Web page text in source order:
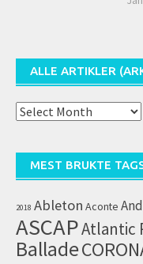
ALLE ARTIKLER
Alle
MEST BRUKTE
2018 Ableton Aconte
ASCAPAtlantic
Ballade